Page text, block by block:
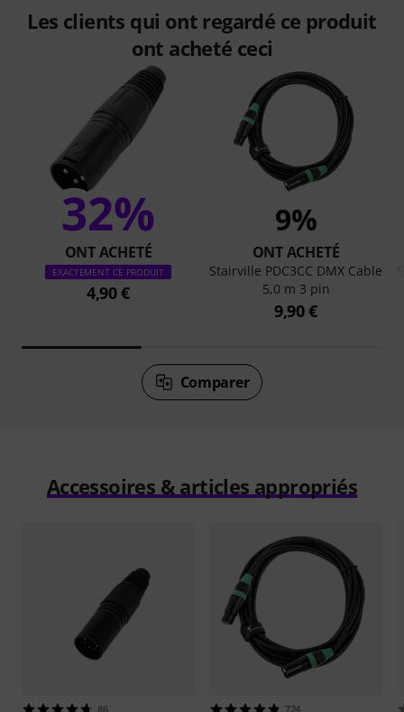
Les clients qui ont regardé ce produit
ont acheté ceci
32%
ONT ACHETÉ
EXACTEMENT CE PRODUIT
4,90 €
9%
ONT ACHETÉ
Stairville PDC3CC DMX Cable
5,0 m 3 pin
9,90 €
Comparer
Accessoires & articles appropriés
86 724